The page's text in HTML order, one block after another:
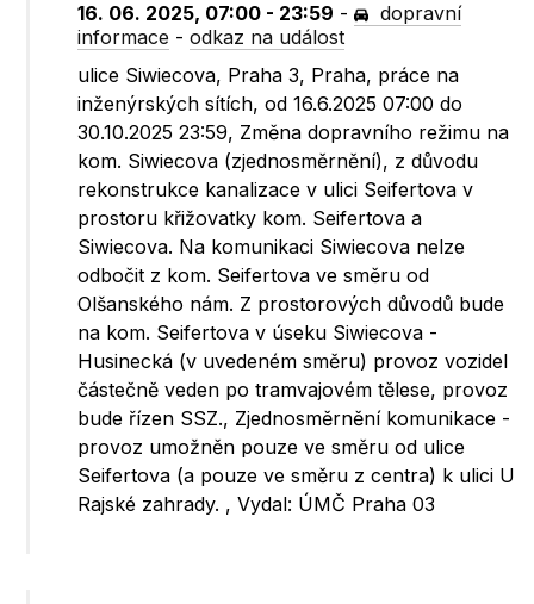
16. 06. 2025, 07:00 - 23:59 -
dopravní
informace -odkaz na událost
ulice Siwiecova, Praha 3, Praha, práce na
inženýrských sítích, od 16.6.2025 07:00 do
30.10.2025 23:59, Změna dopravního režimu na
kom. Siwiecova (zjednosměrnění), z důvodu
rekonstrukce kanalizace v ulici Seifertova v
prostoru křižovatky kom. Seifertova a
Siwiecova. Na komunikaci Siwiecova nelze
odbočit z kom. Seifertova ve směru od
Olšanského nám. Z prostorových důvodů bude
na kom. Seifertova v úseku Siwiecova -
Husinecká (v uvedeném směru) provoz vozidel
částečně veden po tramvajovém tělese, provoz
bude řízen SSZ., Zjednosměrnění komunikace -
provoz umožněn pouze ve směru od ulice
Seifertova (a pouze ve směru z centra) k ulici U
Rajské zahrady. , Vydal: ÚMČ Praha 03